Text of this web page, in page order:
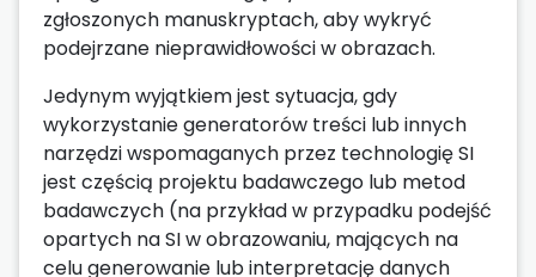
zgłoszonych manuskryptach, aby wykryć
podejrzane nieprawidłowości w obrazach.
Jedynym wyjątkiem jest sytuacja, gdy
wykorzystanie generatorów treści lub innych
narzędzi wspomaganych przez technologię SI
jest częścią projektu badawczego lub metod
badawczych (na przykład w przypadku podejść
opartych na SI w obrazowaniu, mających na
celu generowanie lub interpretację danych